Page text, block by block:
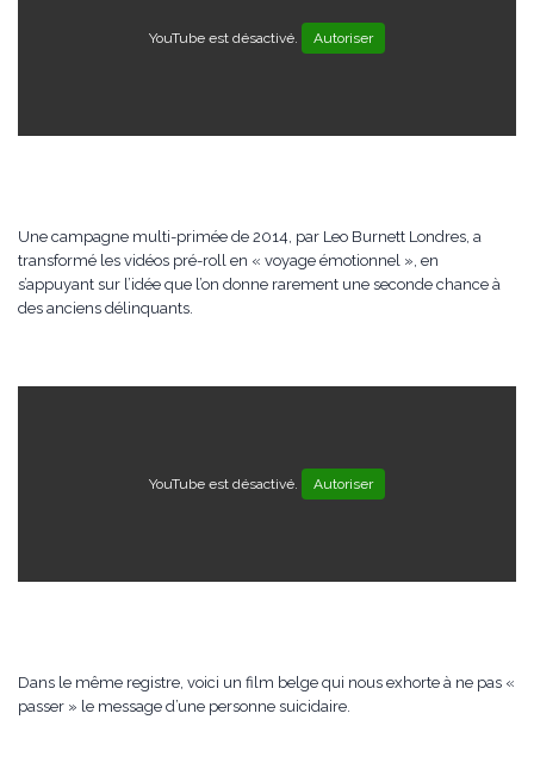
YouTube est désactivé. Autoriser
Une campagne multi-primée de 2014, par Leo Burnett Londres, a
transformé les vidéos pré-roll en « voyage émotionnel », en
s’appuyant sur l’idée que l’on donne rarement une seconde chance à
des anciens délinquants.
YouTube est désactivé. Autoriser
Dans le même registre, voici un film belge qui nous exhorte à ne pas «
passer » le message d’une personne suicidaire.